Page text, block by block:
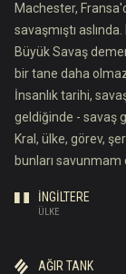
Machester,
savaşmıştı
Büyük Savaş
bir tane daha
İnsanlık tarihi,
geldiğinde - savaş
Kral, ülke, görev,
bunları savunmam
ÜLKE
İNGILTERE
AĞIR TANK